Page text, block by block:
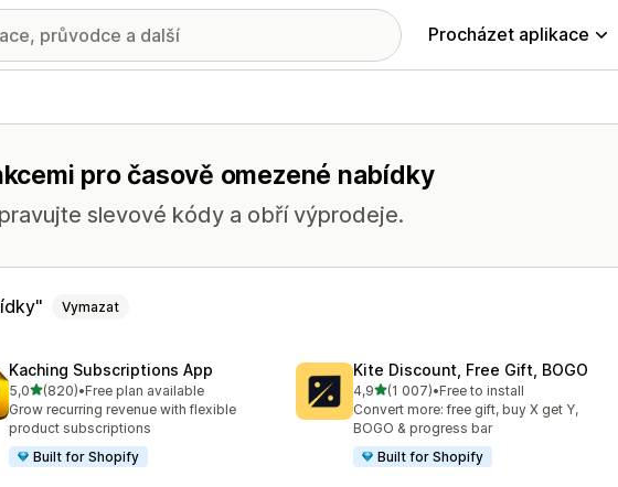
Procházet aplikace
pro časově omezené nabídky
slevové kódy a obří výprodeje.
Vymazat
Kaching Subscriptions App
5,0z 5 hvězd
(820)
Celkový počet recenzí: 820
•Free plan available
Grow recurring revenue with flexible
product subscriptions
Built for Shopify
Kite Discount, Free Gift, BOGO
4,9z 5 hvězd
(1 007)
Celkový počet recenzí: 1007
•Free to install
Convert more: free gift, buy X get Y,
BOGO & progress bar
Built for Shopify